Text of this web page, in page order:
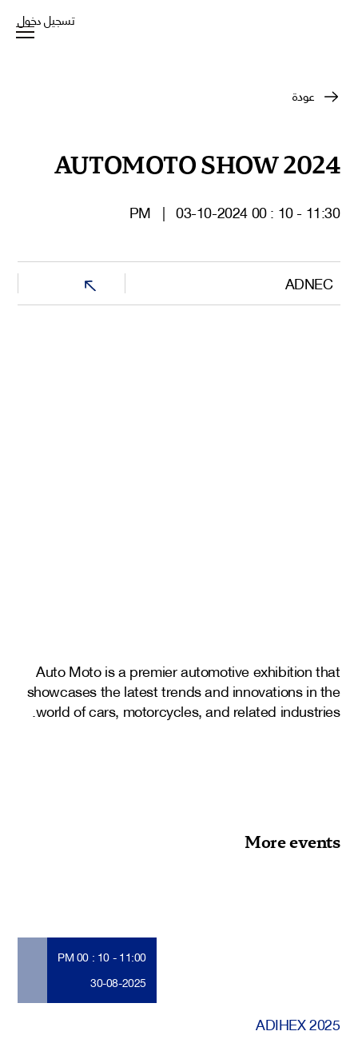
تسجيل دخول
عودة
AUTOMOTO SHOW 2024
11:30 - 10 : 00 PM
| 03-10-2024
ADNEC
Auto Moto is a premier automotive exhibition that
showcases the latest trends and innovations in the
world of cars, motorcycles, and related industries.
More events
11:00 - 10 : 00 PM
30-08-2025
ADIHEX 2025